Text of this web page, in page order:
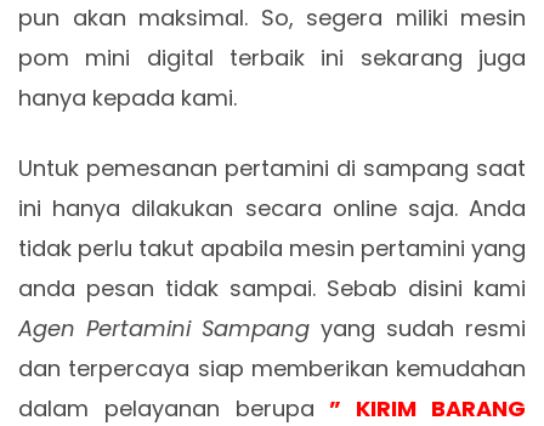
pun akan maksimal. So, segera miliki mesin
pom mini digital terbaik ini sekarang juga
hanya kepada kami.
Untuk pemesanan pertamini di sampang saat
ini hanya dilakukan secara online saja. Anda
tidak perlu takut apabila mesin pertamini yang
anda pesan tidak sampai. Sebab disini kami
Agen Pertamini Sampang yang sudah resmi
dan terpercaya siap memberikan kemudahan
dalam pelayanan berupa ” KIRIM BARANG